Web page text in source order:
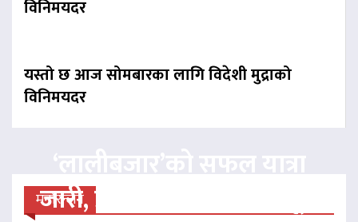
विनिमयदर
यस्तो छ आज सोमबारका लागि विदेशी मुद्राको
विनिमयदर
मनोरन्जन
जारी, प्रदर्शनको ५१औँ दिन पूरा